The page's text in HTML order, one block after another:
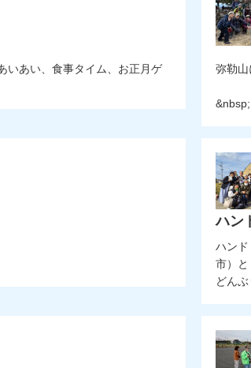
いあい、食事タイム、お正月ゲ
弥勒山
&nbsp;
ハン
ハン
市）と
どんぶ